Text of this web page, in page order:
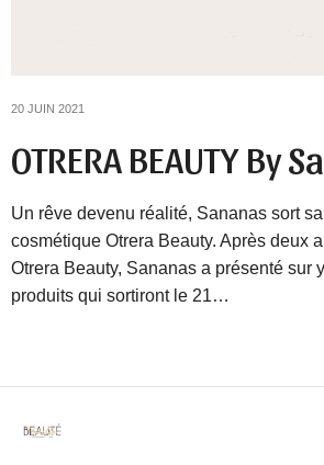
20 JUIN 2021
OTRERA BEAUTY By
Un rêve devenu réalité, Sananas sort
cosmétique Otrera Beauty. Après deux
Otrera Beauty, Sananas a présenté sur
produits qui sortiront le 21…